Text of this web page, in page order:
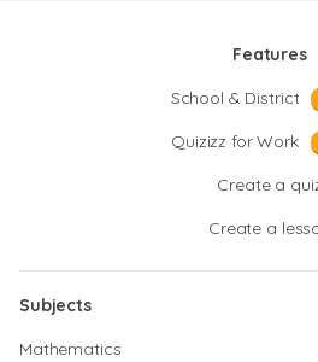
Features
School & District
Quizizz for Work
Create a
Create a
Subjects
Mathematics